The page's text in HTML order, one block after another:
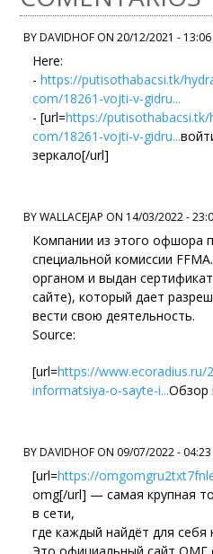
BYDAVIDHOF ON 20/12/2021 - 13:06
Here:
- https://putisothabacsi.tk/
com/18261-vojti-v-gidru...
- [url=https://
com/18261-vojti-v-gidru...
зеркало[/url]
BYWALLACEJAP ON 14/03/2022 -
Компании из этого офшора
специальной комиссии
органом и выдан
сайте), который дает
вести свою деятельность.
Source:
[url=https://www.ecoradius.ru/
informatsiya-o-sayte-i...Обзор
BYDAVIDHOF ON 09/07/2022 - 04:23
[url=https://
omg[/url] — самая крупная
в сети,
где каждый найдёт для себя